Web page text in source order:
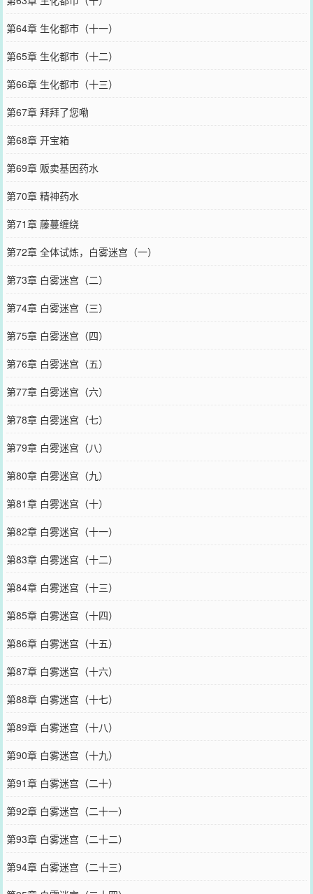
第64章 生化都市（十一）
第65章 生化都市（十二）
第66章 生化都市（十三）
第67章 拜拜了您嘞
第68章 开宝箱
第69章 贩卖基因药水
第70章 精神药水
第71章 藤蔓缠绕
第72章 全体试炼，白雾迷宫（一）
第73章 白雾迷宫（二）
第74章 白雾迷宫（三）
第75章 白雾迷宫（四）
第76章 白雾迷宫（五）
第77章 白雾迷宫（六）
第78章 白雾迷宫（七）
第79章 白雾迷宫（八）
第80章 白雾迷宫（九）
第81章 白雾迷宫（十）
第82章 白雾迷宫（十一）
第83章 白雾迷宫（十二）
第84章 白雾迷宫（十三）
第85章 白雾迷宫（十四）
第86章 白雾迷宫（十五）
第87章 白雾迷宫（十六）
第88章 白雾迷宫（十七）
第89章 白雾迷宫（十八）
第90章 白雾迷宫（十九）
第91章 白雾迷宫（二十）
第92章 白雾迷宫（二十一）
第93章 白雾迷宫（二十二）
第94章 白雾迷宫（二十三）